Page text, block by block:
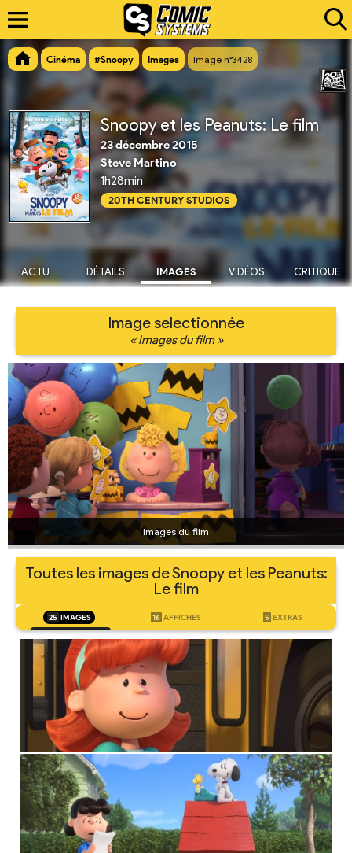
Cinéma #Snoopy Images Image n°3428
Snoopy et les Peanuts: Le film
23 décembre 2015
Steve Martino
1h28min
20TH CENTURY STUDIOS
ACTU DÉTAILS IMAGES VIDÉOS CRITIQUE
Image selectionnée
« Images du film »
Images du film
Toutes les images de Snoopy et les Peanuts:
Le film
25 IMAGES 16 AFFICHES 5 EXTRAS